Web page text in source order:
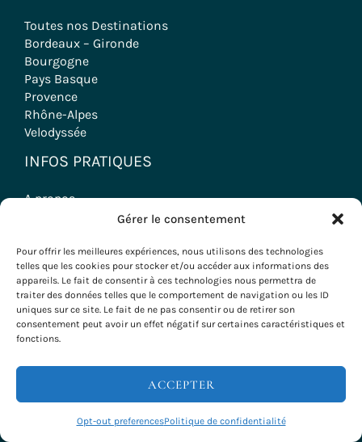
Gérer le consentement
Pour offrir les meilleures expériences, nous utilisons des technologies
telles que les cookies pour stocker et/ou accéder aux informations des
appareils. Le fait de consentir à ces technologies nous permettra de
traiter des données telles que le comportement de navigation ou les ID
uniques sur ce site. Le fait de ne pas consentir ou de retirer son
consentement peut avoir un effet négatif sur certaines caractéristiques et
fonctions.
ACCEPTER
Opt-out preferencesPolitique de confidentialité
Toutes nos Destinations
Bordeaux – Gironde
Bourgogne
Pays Basque
Provence
Rhône-Alpes
Velodyssée
INFOS PRATIQUES
A propos
Contact
Mentions légales
CGV
Politique de cookies
NOS VOYAGES
Voyages à vélo
Séjours Oenologiques
Séminaires & Incentives